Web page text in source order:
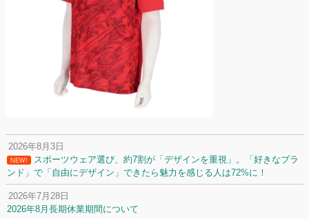
2026年8月3日
NEW!
スポーツウェア選び、約7割が「デザインを重視」。「好きなブラ
ンド」で「自由にデザイン」できたら魅力を感じる人は72%に！
2026年7月28日
2026年8月長期休業期間について